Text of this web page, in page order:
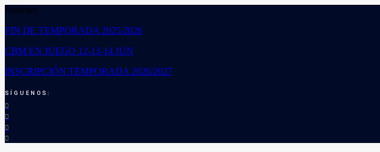
Noticias:
FIN DE TEMPORADA 2025/2026
CBM EN JUEGO 12-13-14 JUN
INSCRIPCIÓN TEMPORADA 2026/2027
SÍGUENOS: